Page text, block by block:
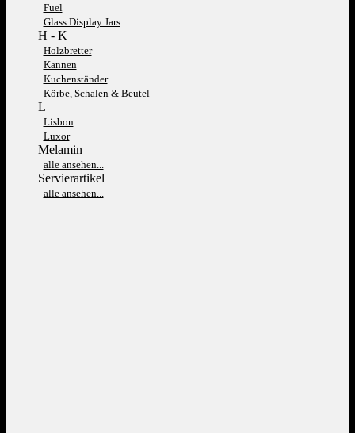
Fuel
Glass Display Jars
H - K
Holzbretter
Kannen
Kuchenständer
Körbe, Schalen & Beutel
L
Lisbon
Luxor
Melamin
alle ansehen...
Servierartikel
alle ansehen...